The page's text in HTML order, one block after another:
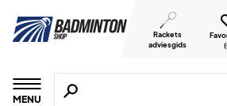
Rackets
adviesgids
(
MENU
Zoeken naar producten,